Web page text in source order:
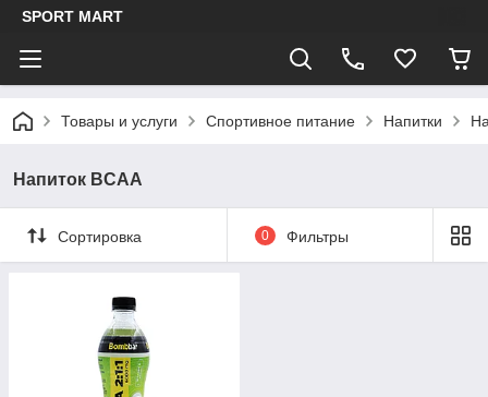
SPORT MART
Товары и услуги Спортивное питание Напитки
Напиток BCAA
Сортировка 0 Фильтры